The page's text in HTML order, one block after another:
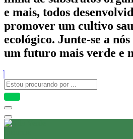
e mais, todos
promover um cultivo
ecológico. Junte-se a
um futuro mais verde e